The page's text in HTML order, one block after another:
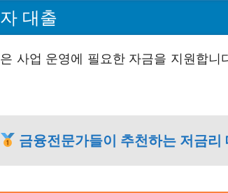
대출
사업 운영에 필요한 자금을 지원합니
금융전문가들이 추천하는 저금리